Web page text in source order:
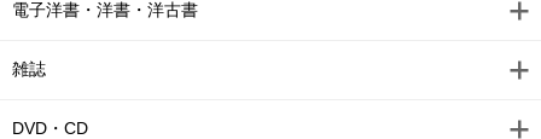
電子洋書・洋書・洋古書
雑誌
DVD・CD